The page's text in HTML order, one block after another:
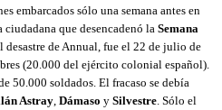
embarcados sólo una semana antes en
que desencadenó la Semana
desastre de Annual, fue el 22 de julio de
(20.000 del ejército colonial español).
50.000 soldados. El fracaso se debía
Astray Dámaso y Silvestre . Sólo el